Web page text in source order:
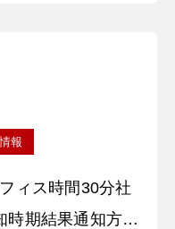
すか？ 人手
DXの力が最も
。人間にしかで
るべきです。し
仕事はたくさ
報
時期結果通知方法